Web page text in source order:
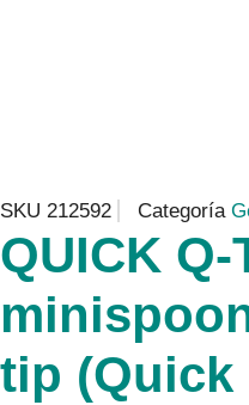
SKU 212592 Categoría
QUICK Q-
tip (Quick